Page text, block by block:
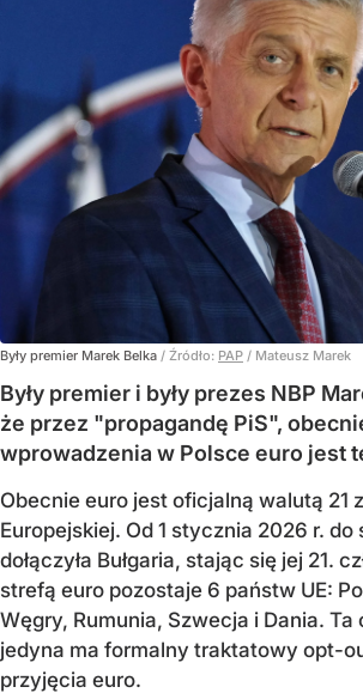
Były premier Marek Belka / Źródło: PAP / Mateusz Marek
Były premier i były prezes NBP
że przez "propagandę PiS",
wprowadzenia w Polsce euro jest
Obecnie euro jest oficjalną walutą 21
Europejskiej. Od 1 stycznia 2026 r.
dołączyła Bułgaria, stając się jej 21.
strefą euro pozostaje 6 państw UE:
Węgry, Rumunia, Szwecja i Dania. Ta
jedyna ma formalny traktatowy opt-
przyjęcia euro.